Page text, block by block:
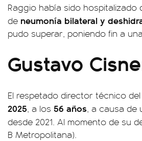
Raggio había sido
de neumonía bilateral y
pudo superar, poniendo fin a
Gustavo
El respetado director técnico
2025, a los 56 años, a causa de
desde 2021. Al momento de su
B Metropolitana).